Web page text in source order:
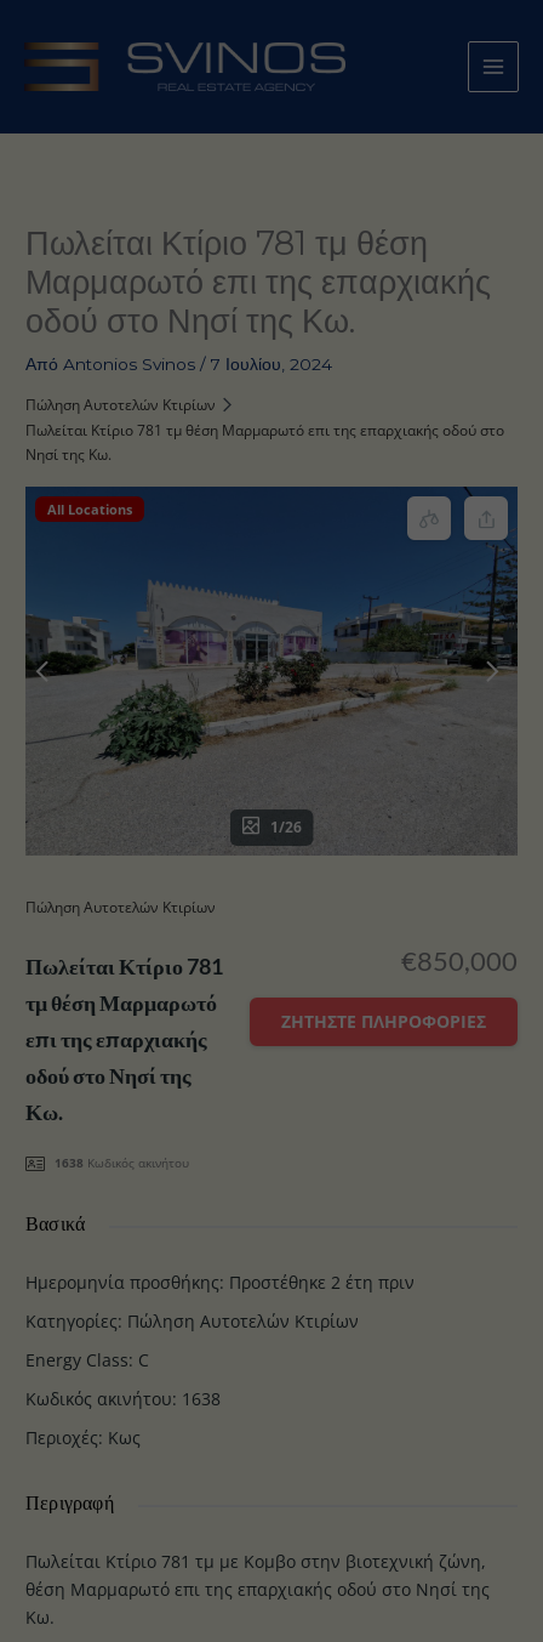
περιεχόμενο
Πωλείται Κτίριο 781 τμ θέση
Μαρμαρωτό επι της επαρχιακής
οδού στο Νησί της Κω.
ΑπόAntonios Svinos/7 Ιουλίου, 2024
Πώληση Αυτοτελών Κτιρίων
Πωλείται Κτίριο 781 τμ θέση Μαρμαρωτό επι της επαρχιακής οδού στο
Νησί της Κω.
All Locations
1/26
Πώληση Αυτοτελών Κτιρίων
Πωλείται Κτίριο 781
τμ θέση Μαρμαρωτό
επι της επαρχιακής
οδού στο Νησί της
Κω.
1638 Κωδικός ακινήτου
€850,000
ΖΗΤΉΣΤΕ ΠΛΗΡΟΦΟΡΊΕΣ
Βασικά
Ημερομηνία προσθήκης: Προστέθηκε 2 έτη πριν
Κατηγορίες: Πώληση Αυτοτελών Κτιρίων
Energy Class: C
Κωδικός ακινήτου: 1638
Περιοχές: Κως
Περιγραφή
Πωλείται Κτίριο 781 τμ με Κομβο στην βιοτεχνική ζώνη,
θέση Μαρμαρωτό επι της επαρχιακής οδού στο Νησί της
Κω.